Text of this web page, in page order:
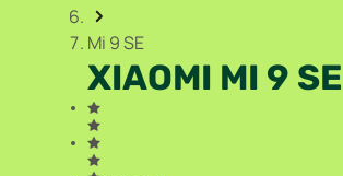
Mi 9 SE
XIAOMI MI 9